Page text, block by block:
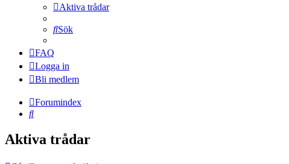
Aktiva trådar
Sök
FAQ
Logga in
Bli medlem
Forumindex
Sök
Aktiva trådar